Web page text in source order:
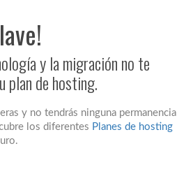
y la migración no te
plan de hosting.
y no tendrás ninguna permanencia
los diferentes Planes de hosting